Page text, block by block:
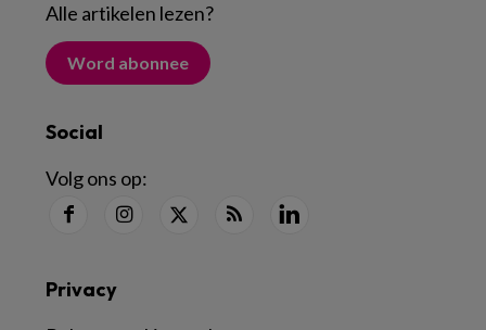
Alle artikelen lezen?
Word abonnee
Social
Volg ons op:
Privacy